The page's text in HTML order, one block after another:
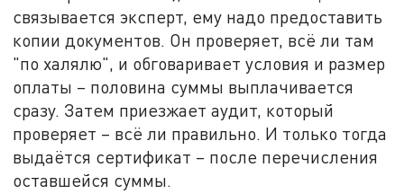
связывается эксперт, ему надо предоставить
копии документов. Он проверяет, всё ли там
"по халялю", и обговаривает условия и размер
оплаты – половина суммы выплачивается
сразу. Затем приезжает аудит, который
проверяет – всё ли правильно. И только тогда
выдаётся сертификат – после перечисления
оставшейся суммы.